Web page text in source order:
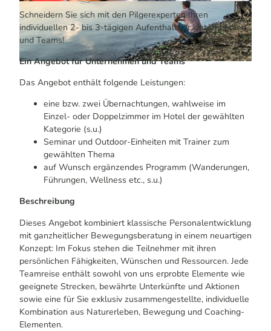
© Dominik Ketz | KI-optimiert
© Uwe Klössing | werdewelt | visual branding b
erlin | KI-optimiert
Schneidern Sie sich mit den Pilgerexperten Ihren
individuellen 2- bis 3-tägigen Aufenthalt für Unternehmen
und Teams!
Ein Angebot für Unternehmen und Teams
Das Angebot enthält folgende Leistungen:
eine bzw. zwei Übernachtungen, wahlweise im
Einzel- oder Doppelzimmer im Hotel der gewählten
Kategorie (s.u.)
Seminar und Outdoor-Einheiten mit Trainer zum
gewählten Thema
auf Wunsch ergänzendes Programm (Wanderungen,
Führungen, Wellness etc., s.u.)
Beschreibung
Dieses Angebot kombiniert klassische Personalentwicklung
mit ganzheitlicher Bewegungsberatung in einem neuartigen
Konzept: Im Fokus stehen die Teilnehmer mit ihren
persönlichen Fähigkeiten, Wünschen und Ressourcen. Jede
Teamreise enthält sowohl von uns erprobte Elemente wie
geeignete Strecken, bewährte Unterkünfte und Aktionen
sowie eine für Sie exklusiv zusammengestellte, individuelle
Kombination aus Naturerleben, Bewegung und Coaching-
Elementen.